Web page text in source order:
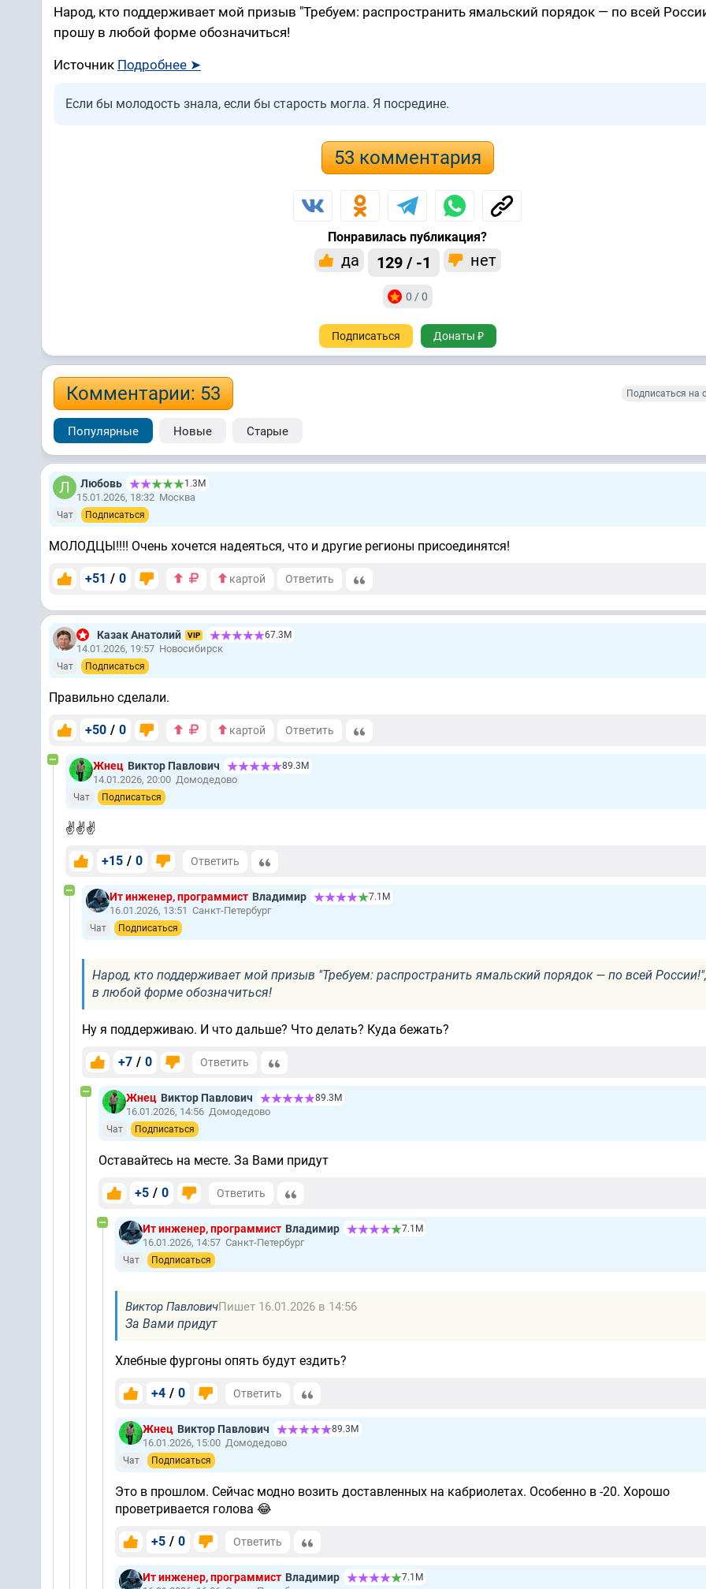
Народ, кто поддерживает мой призыв "Требуем: распространить ямальский порядок — по всей
прошу в любой форме обозначиться!
Источник Подробнее ➤
Если бы молодость знала, если бы старость могла. Я посредине.
53 комментария
Понравилась публикация?
да 129 / -1 нет
0 / 0
Подписаться Донаты ₽
Комментарии: 53 Подписаться на
Популярные Новые Старые
Любовь 1.3М
15.01.2026, 18:32 Москва
Чат Подписаться
МОЛОДЦЫ!!!! Очень хочется надеяться, что и другие регионы присоединятся!
+51 / 0 картой Ответить
Казак Анатолий VIP 67.3М
14.01.2026, 19:57 Новосибирск
Чат Подписаться
Правильно сделали.
+50 / 0 картой Ответить
Жнец Виктор Павлович 89.3М
14.01.2026, 20:00 Домодедово
Чат Подписаться
✌️✌️✌️
+15 / 0 Ответить
Ит инженер, программист Владимир 7.1М
16.01.2026, 13:51 Санкт-Петербург
Чат Подписаться
Народ, кто поддерживает мой призыв "Требуем: распространить ямальский порядок — по всей
в любой форме обозначиться!
Ну я поддерживаю. И что дальше? Что делать? Куда бежать?
+7 / 0 Ответить
Жнец Виктор Павлович 89.3М
16.01.2026, 14:56 Домодедово
Чат Подписаться
Оставайтесь на месте. За Вами придут
+5 / 0 Ответить
Ит инженер, программист Владимир 7.1М
16.01.2026, 14:57 Санкт-Петербург
Чат Подписаться
Виктор ПавловичПишет 16.01.2026 в 14:56
За Вами придут
Хлебные фургоны опять будут ездить?
+4 / 0 Ответить
Жнец Виктор Павлович 89.3М
16.01.2026, 15:00 Домодедово
Чат Подписаться
Это в прошлом. Сейчас модно возить доставленных на кабриолетах. Особенно в -20. Хорошо
проветривается голова 😂
+5 / 0 Ответить
Ит инженер, программист Владимир 7.1М